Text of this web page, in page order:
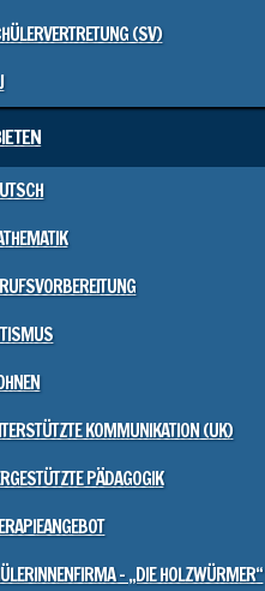
(SV)
KOMMUNIKATION (UK)
PÄDAGOGIK
– „DIE HOLZWÜRMER“